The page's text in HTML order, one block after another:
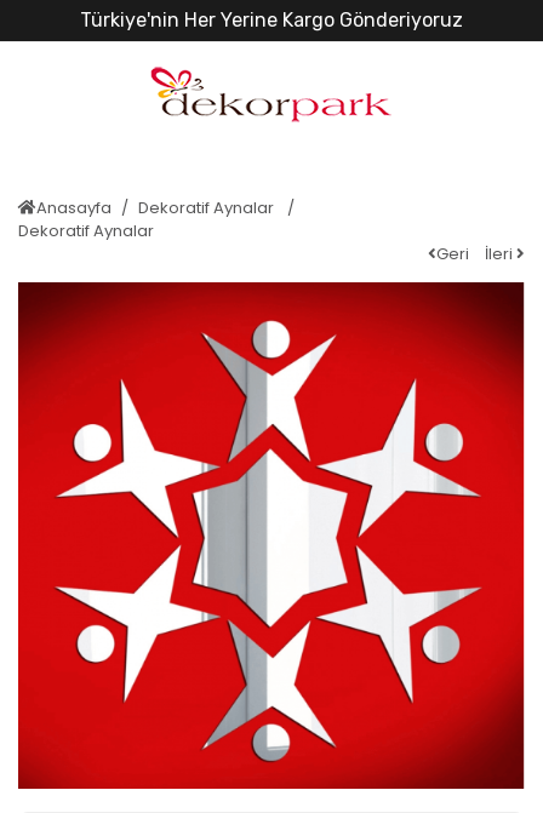
Türkiye'nin Her Yerine Kargo Gönderiyoruz
Anasayfa
Dekoratif Aynalar
Dekoratif Aynalar
Geri
İleri